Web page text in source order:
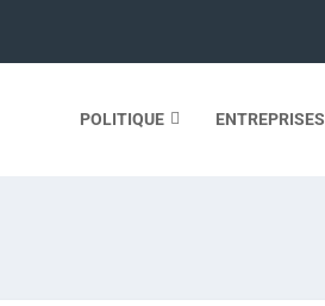
POLITIQUE ENTREPRISES